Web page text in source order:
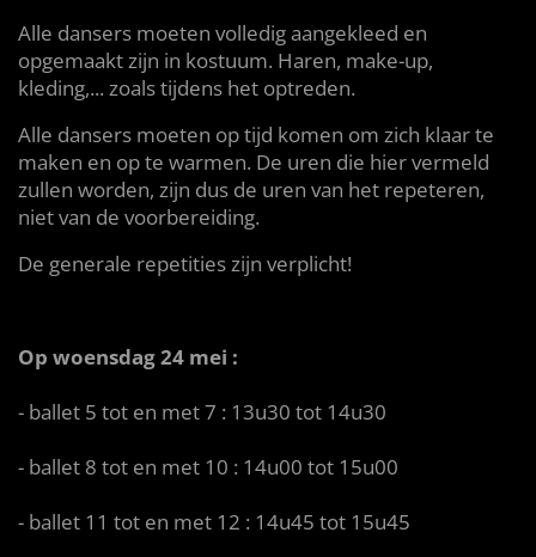
Alle dansers moeten volledig aangekleed en
opgemaakt zijn in kostuum. Haren, make-up,
kleding,... zoals tijdens het optreden.
Alle dansers moeten op tijd komen om zich klaar te
maken en op te warmen. De uren die hier vermeld
zullen worden, zijn dus de uren van het repeteren,
niet van de voorbereiding.
De generale repetities zijn verplicht!
Op woensdag 24 mei :
- ballet 5 tot en met 7 : 13u30 tot 14u30
- ballet 8 tot en met 10 : 14u00 tot 15u00
- ballet 11 tot en met 12 : 14u45 tot 15u45